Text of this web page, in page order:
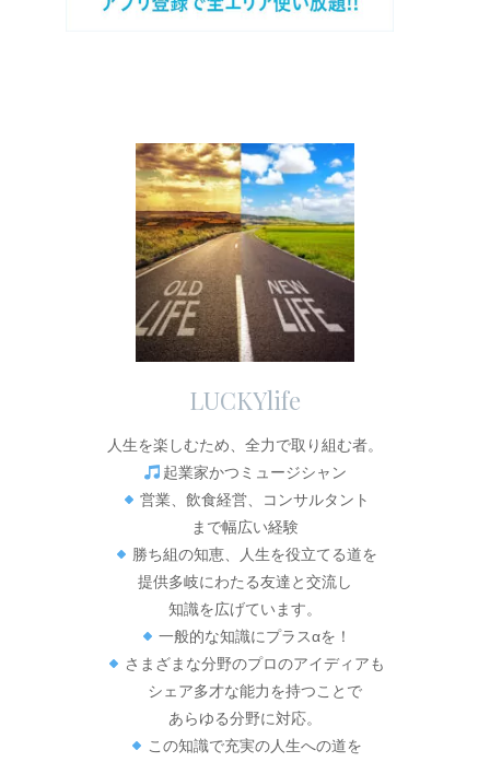
LUCKYlife
人生を楽しむため、全力で取り組む者。
起業家かつミュージシャン
営業、飲食経営、コンサルタント
まで幅広い経験
勝ち組の知恵、人生を役立てる道を
提供多岐にわたる友達と交流し
知識を広げています。
一般的な知識にプラスαを！
さまざまな分野のプロのアイディアも
シェア多才な能力を持つことで
あらゆる分野に対応。
この知識で充実の人生への道を